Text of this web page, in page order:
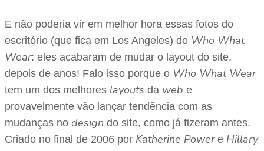
E não poderia vir em melhor hora essas fotos do
escritório (que fica em Los Angeles) do Who What
Wear: eles acabaram de mudar o layout do site,
depois de anos! Falo isso porque o Who What Wear
tem um dos melhores layouts da web e
provavelmente vão lançar tendência com as
mudanças no design do site, como já fizeram antes.
Criado no final de 2006 por Katherine Powere Hillary